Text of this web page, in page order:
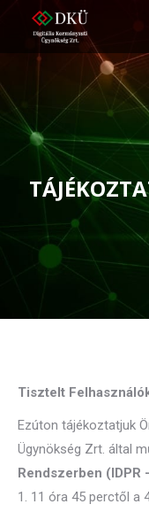
Tisztelt
Ezúton tájékoztatjuk
Ügynökség Zrt. által
Rendszerben (IDPR
1. 11 óra 45 perctől a